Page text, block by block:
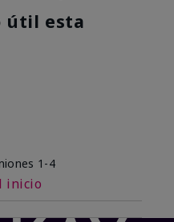
útil esta
1-4
inicio